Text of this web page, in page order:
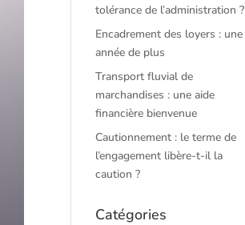
tolérance de l’administration ?
Encadrement des loyers : une
année de plus
Transport fluvial de
marchandises : une aide
financière bienvenue
Cautionnement : le terme de
l’engagement libère-t-il la
caution ?
Catégories